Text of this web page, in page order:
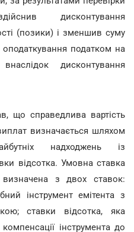
дисконтування
(позики) і зменшив суму
податком на
дисконтування
що справедлива вартість
визначається шляхом
надходжень із
відсотка. Умовна ставка
визначена з двох ставок:
інструмент емітента з
ставки відсотка, яка
інструмента до